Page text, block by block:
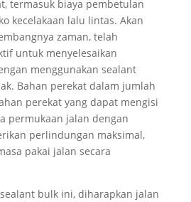
termasuk biaya pembetulan
kecelakaan lalu lintas. Akan
zaman, telah
untuk menyelesaikan
menggunakan sealant
Bahan perekat dalam jumlah
perekat yang dapat mengisi
permukaan jalan dengan
perlindungan maksimal,
pakai jalan secara
bulk ini, diharapkan jalan